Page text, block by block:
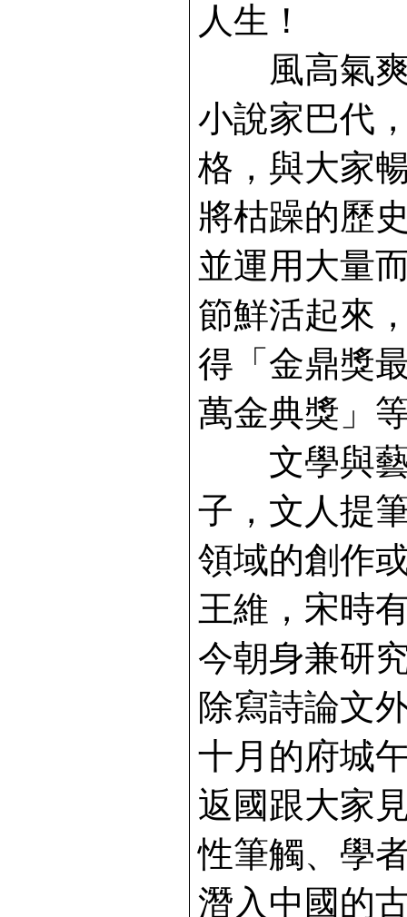
人生！
風高氣爽
小說家巴代
格，與大家
將枯躁的歷
並運用大量
節鮮活起來
得「金鼎獎
萬金典獎」
文學與藝
子，文人提
領域的創作
王維，宋時
今朝身兼研
除寫詩論文
十月的府城
返國跟大家
性筆觸、學
潛入中國的